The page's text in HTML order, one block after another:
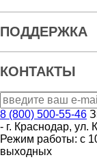
ПОДДЕРЖКА
КОНТАКТЫ
8 (800) 500-55-46
- г. Краснодар, ул.
Режим работы: с
выходных